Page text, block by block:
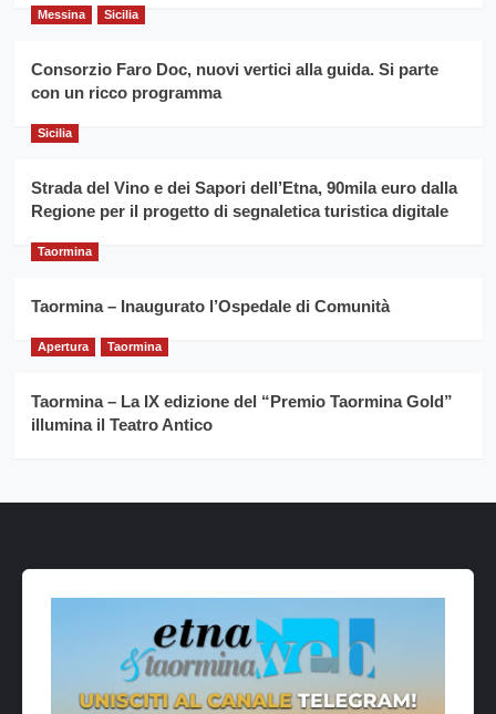
grano
anno
Franco
Caruso
Messina Sicilia
Consorzio Faro Doc, nuovi vertici alla guida. Si parte
con un ricco programma
Sicilia
Strada del Vino e dei Sapori dell’Etna, 90mila euro dalla
Regione per il progetto di segnaletica turistica digitale
Taormina
Taormina – Inaugurato l’Ospedale di Comunità
Apertura Taormina
Taormina – La IX edizione del “Premio Taormina Gold”
illumina il Teatro Antico